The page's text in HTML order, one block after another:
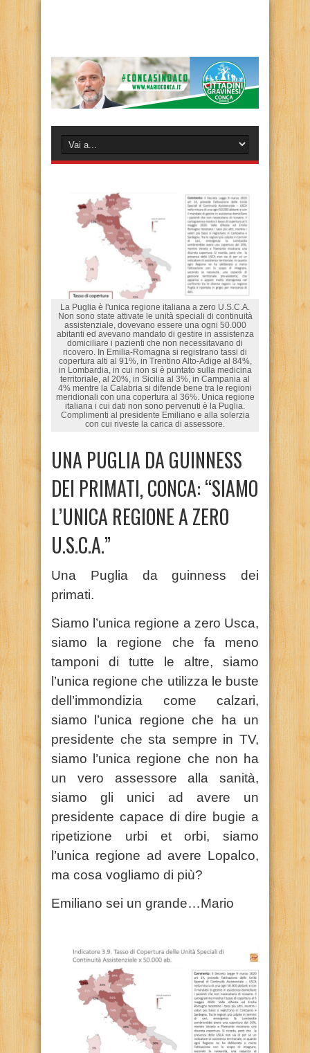
La Puglia è l'unica regione italiana a zero U.S.C.A.
Non sono state attivate le unità speciali di continuità
assistenziale, dovevano essere una ogni 50.000
abitanti ed avevano mandato di gestire in assistenza
domiciliare i pazienti che non necessitavano di
ricovero. In Emilia-Romagna si registrano tassi di
copertura alti al 91%, in Trentino Alto-Adige al 84%,
in Lombardia, in cui non si è puntato sulla medicina
territoriale, al 20%, in Sicilia al 3%, in Campania al
4% mentre la Calabria si difende bene tra le regioni
meridionali con una copertura al 36%. Unica regione
italiana i cui dati non sono pervenuti è la Puglia.
Complimenti al presidente Emiliano e alla solerzia
con cui riveste la carica di assessore.
UNA PUGLIA DA GUINNESS
DEI PRIMATI, CONCA: “SIAMO
L’UNICA REGIONE A ZERO
U.S.C.A.”
Una Puglia da guinness dei
primati.
Siamo l’unica regione a zero Usca,
siamo la regione che fa meno
tamponi di tutte le altre, siamo
l’unica regione che utilizza le buste
dell’immondizia come calzari,
siamo l’unica regione che ha un
presidente che sta sempre in TV,
siamo l’unica regione che non ha
un vero assessore alla sanità,
siamo gli unici ad avere un
presidente capace di dire bugie a
ripetizione urbi et orbi, siamo
l’unica regione ad avere Lopalco,
ma cosa vogliamo di più?
Emiliano sei un grande…Mario